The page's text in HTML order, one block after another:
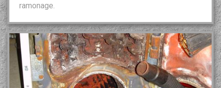
ramonage.